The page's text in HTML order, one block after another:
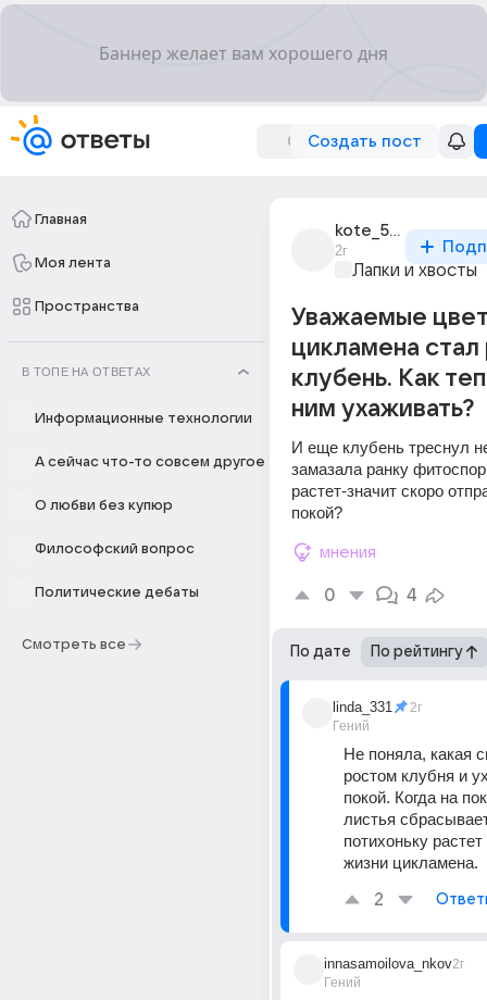
Создать пост
Главная
Моя лента
Пространства
В ТОПЕ НА ОТВЕТАХ
Информационные технологии
А сейчас что-то совсем другое
О любви без купюр
Философский вопрос
Политические дебаты
Смотреть все
kote_503
2г
Лапки и хвосты
Уважаемые
цикламена стал
клубень. Как
ним ухаживать?
И еще клубень треснул
замазала ранку
растет-значит скоро
покой?
мнения
0 4
По дате По рейтингу
linda_331
Гений
2г
Не поняла, какая
ростом клубня и
покой. Когда на
листья
потихоньку
жизни цикламена.
2
innasamoilova_nkov
Гений
2г